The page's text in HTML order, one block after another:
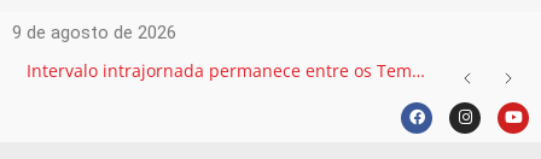
9 de agosto de 2026
Intervalo intrajornada permanece entre os Temas mais recorrentes na Justiça do Trabalho e exige atenção das empresas